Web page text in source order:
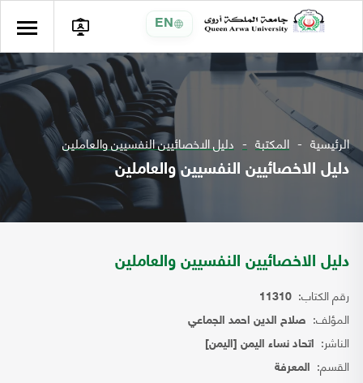
EN
الرئيسية المكتبة دليل الاخصائيين النفسيين والعاملين
دليل الاخصائيين النفسيين والعاملين
دليل الاخصائيين النفسيين والعاملين
رقم الكتاب: 11310
المؤلف: صلاح الدين احمد الجماعي
الناشر: اتحاد نساء اليمن [اليمن]
القسم: المعرفة